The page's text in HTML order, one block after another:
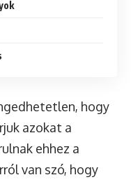
hogy
azokat a
ehhez a
van szó, hogy